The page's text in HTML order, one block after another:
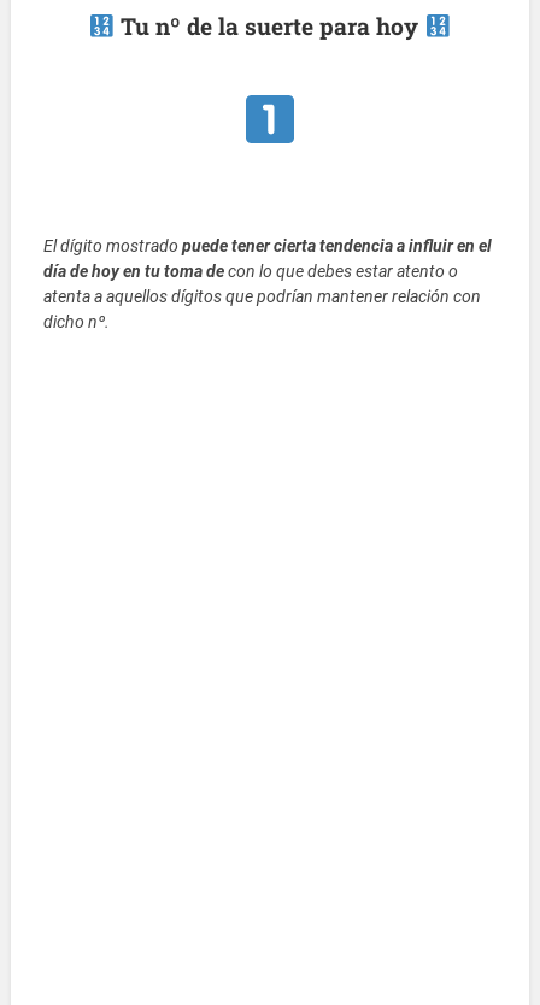
Tu nº de la suerte para hoy
El dígito mostradopuede tener cierta tendencia a influir en el
día de hoy en tu toma decon lo que debes estar atento o
atenta a aquellos dígitos que podrían mantener relación con
dicho nº.